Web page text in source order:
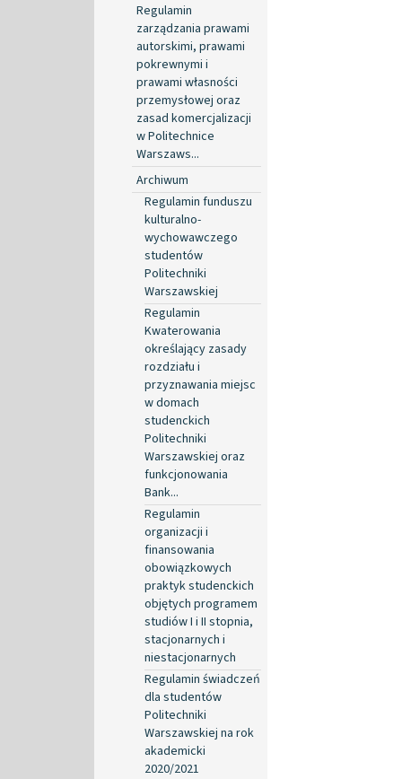
Regulamin
zarządzania prawami
autorskimi, prawami
pokrewnymi i
prawami własności
przemysłowej oraz
zasad komercjalizacji
w Politechnice
Warszaws...
Archiwum
Regulamin funduszu
kulturalno-
wychowawczego
studentów
Politechniki
Warszawskiej
Regulamin
Kwaterowania
określający zasady
rozdziału i
przyznawania miejsc
w domach
studenckich
Politechniki
Warszawskiej oraz
funkcjonowania
Bank...
Regulamin
organizacji i
finansowania
obowiązkowych
praktyk studenckich
objętych programem
studiów I i II stopnia,
stacjonarnych i
niestacjonarnych
Regulamin świadczeń
dla studentów
Politechniki
Warszawskiej na rok
akademicki
2020/2021